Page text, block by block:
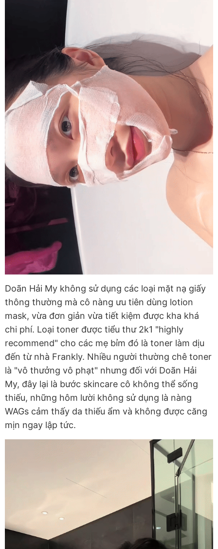
Doãn Hải My không sử dụng các loại mặt nạ giấy
thông thường mà cô nàng ưu tiên dùng lotion
mask, vừa đơn giản vừa tiết kiệm được kha khá
chi phí. Loại toner được tiểu thư 2k1 "highly
recommend" cho các mẹ bỉm đó là toner làm dịu
đến từ nhà Frankly. Nhiều người thường chê toner
là "vô thưởng vô phạt" nhưng đối với Doãn Hải
My, đây lại là bước skincare cô không thể sống
thiếu, những hôm lười không sử dụng là nàng
WAGs cảm thấy da thiếu ẩm và không được căng
mịn ngay lập tức.